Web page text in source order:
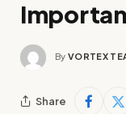
By VORTEX
Share